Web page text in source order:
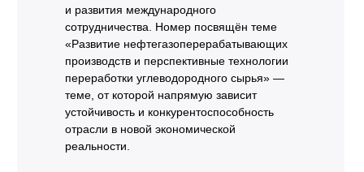
и развития международного
сотрудничества. Номер посвящён теме
«Развитие нефтегазоперерабатывающих
производств и перспективные технологии
переработки углеводородного сырья» —
теме, от которой напрямую зависит
устойчивость и конкурентоспособность
отрасли в новой экономической
реальности.